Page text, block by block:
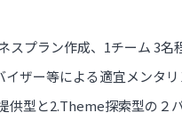
スプラン作成、1チーム 3
イザー等による適宜メンタ
供型と2.Theme探索型の２